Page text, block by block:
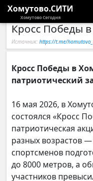
Хомутово.СИТИ
Хомутово Сегодня
‍Кросс Победы
Источник: https://t.me/
Кросс Победы в
патриотический
16 мая 2026, в
состоялся «Кросс
патриотическая
разных возрастов —
спортсменов
до 8000 метров, а
участников